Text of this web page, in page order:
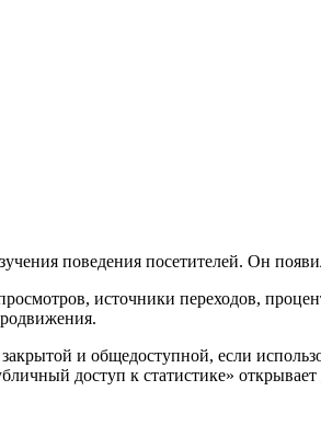
поведения посетителей. Он
источники переходов,
и общедоступной, если
доступ к статистике» открывает